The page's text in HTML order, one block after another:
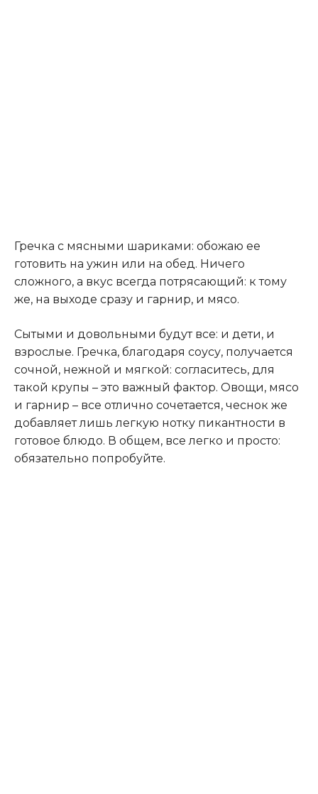
Гречка с мясными шариками: обожаю ее
готовить на ужин или на обед. Ничего
сложного, а вкус всегда потрясающий: к тому
же, на выходе сразу и гарнир, и мясо.
Сытыми и довольными будут все: и дети, и
взрослые. Гречка, благодаря соусу, получается
сочной, нежной и мягкой: согласитесь, для
такой крупы – это важный фактор. Овощи, мясо
и гарнир – все отлично сочетается, чеснок же
добавляет лишь легкую нотку пикантности в
готовое блюдо. В общем, все легко и просто:
обязательно попробуйте.